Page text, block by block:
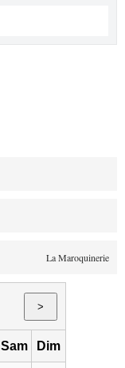
La Maroquinerie
>
Sam Dim